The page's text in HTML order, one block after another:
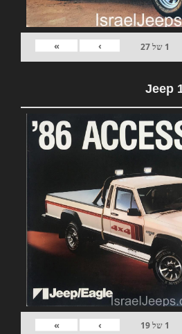
1 של27
›
»
1 של19
›
»